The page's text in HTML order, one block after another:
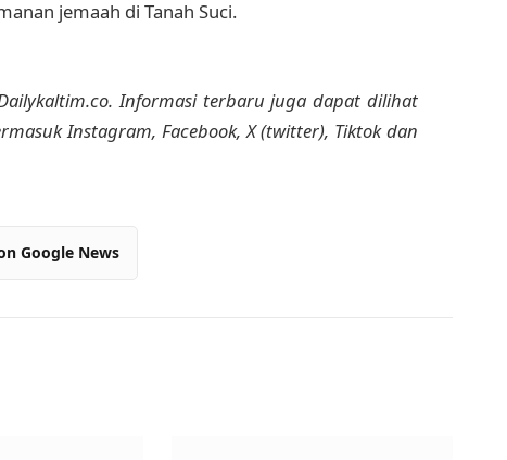
jemaah di Tanah Suci.
Informasi terbaru juga dapat dilihat
Instagram, Facebook, X (twitter), Tiktok dan
Google News